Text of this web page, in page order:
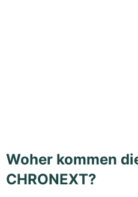
Woher kommen
CHRONEXT?